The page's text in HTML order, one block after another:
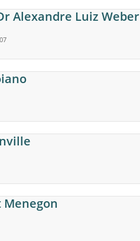
Alexandre Luiz Weber